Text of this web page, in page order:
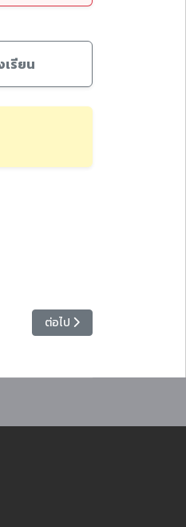
รียน
อนวิทยฐานะครูเชี่ยวชาญ (คศ.4)”
เนื้อหาถัดไป: ขอแสดงความยิ
ต่อไป